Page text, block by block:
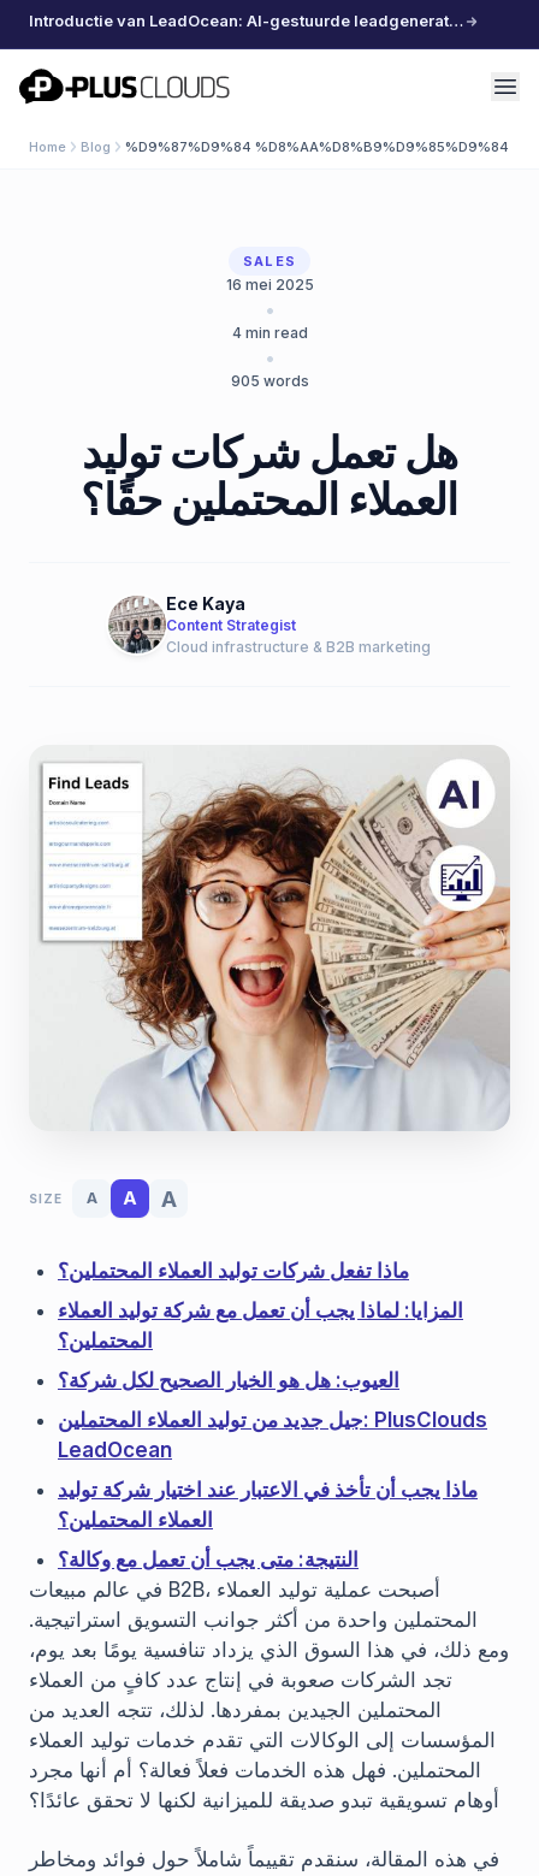
Introductie van LeadOcean: AI-gestuurde leadgeneratie, samengestelde data, moeiteloos schalen
PlusClouds
Home Blog %D9%87%D9%84 %D8%AA%D8%B9%D9%85%D9%84
SALES
16 mei 2025
•
4min read
•
905 words
هل تعمل شركات توليد
العملاء المحتملين حقًا؟
Ece Kaya
Content Strategist
Cloud infrastructure & B2B marketing
SIZE A A A
ماذا تفعل شركات توليد العملاء المحتملين؟
المزايا: لماذا يجب أن تعمل مع شركة توليد العملاء
المحتملين؟
العيوب: هل هو الخيار الصحيح لكل شركة؟
جيل جديد من توليد العملاء المحتملين: PlusClouds
LeadOcean
ماذا يجب أن تأخذ في الاعتبار عند اختيار شركة توليد
العملاء المحتملين؟
النتيجة: متى يجب أن تعمل مع وكالة؟
في عالم مبيعات B2B، أصبحت عملية توليد العملاء
المحتملين واحدة من أكثر جوانب التسويق استراتيجية.
ومع ذلك، في هذا السوق الذي يزداد تنافسية يومًا بعد يوم،
تجد الشركات صعوبة في إنتاج عدد كافٍ من العملاء
المحتملين الجيدين بمفردها. لذلك، تتجه العديد من
المؤسسات إلى الوكالات التي تقدم خدمات توليد العملاء
المحتملين. فهل هذه الخدمات فعلاً فعالة؟ أم أنها مجرد
أوهام تسويقية تبدو صديقة للميزانية لكنها لا تحقق عائدًا؟
في هذه المقالة، سنقدم تقييماً شاملاً حول فوائد ومخاطر